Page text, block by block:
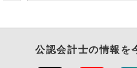
公認会計士の情報を